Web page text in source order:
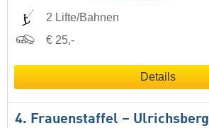
2 Lifte/Bahnen
€ 25,-
Details
4. Frauenstaffel – Ulrichsberg